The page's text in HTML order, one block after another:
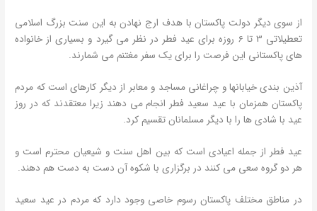
از سوی دیگر دولت پاکستان با هدف ارج نهادن به این سنت بزرگ اسلامی
تعطیلاتی 3 تا 6 روزه برای عید فطر در نظر می گیرد و بسیاری از خانواده
های پاکستانی این فرصت را برای یک سفر مغتنم می شمارند.
آذین بندی خیابانها و چراغانی مساجد و معابر از دیگر کارهای است که مردم
پاکستان همزمان با عید سعید فطر انجام می دهند زیرا معتقدند که در روز
عید با شادی ها را با دیگر مسلمانان تقسیم کرد.
عید فطر از جمله اعیادی است که بین اهل سنت و شیعیان محترم است و
هر دو گروه سعی می کنند در برگزاری با شکوه آن دست به دست هم دهند.
در مناطق مختلف پاکستان رسوم خاصی وجود دارد که مردم در عید سعید